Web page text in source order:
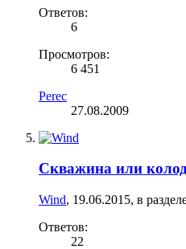
Ответов:
6
Просмотров:
6 451
Perec
27.08.2009
Скважина или
Wind, 19.06.2015, в
Ответов:
22